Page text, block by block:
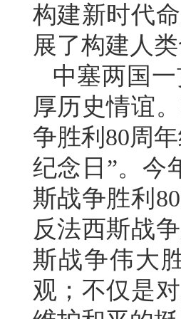
构建新时代
展了构建人
中塞两国
厚历史情谊
争胜利80周
纪念日”。今
斯战争胜利
反法西斯战
斯战争伟大
观；不仅是